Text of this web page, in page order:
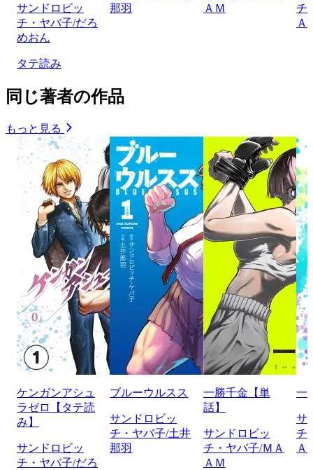
サンドロビッ
チ・ヤバ子/だろ
めおん
タテ読み
那羽
ＡＭ
チ
Ａ
同じ著者の作品
もっと見る
ケンガンアシュ
ラゼロ【タテ読
み】
サンドロビッ
チ・ヤバ子/だろ
ブルーウルスス
サンドロビッ
チ・ヤバ子/土井
那羽
一勝千金【単
話】
サンドロビッ
チ・ヤバ子/ＭＡ
ＡＭ
一
サ
チ
Ａ